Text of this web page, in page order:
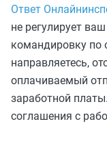
Ответ
не регулирует
командировку по
направляетесь,
оплачиваемый
заработной
соглашения с